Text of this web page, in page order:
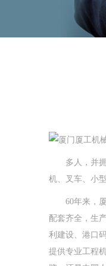
多人，并拥
机、叉车、小
60年来，厦
配套齐全，生
利建设、港口
提供专业工程